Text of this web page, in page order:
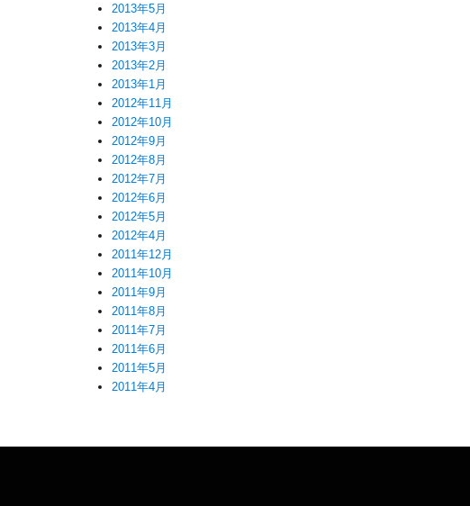
2013年5月
2013年4月
2013年3月
2013年2月
2013年1月
2012年11月
2012年10月
2012年9月
2012年8月
2012年7月
2012年6月
2012年5月
2012年4月
2011年12月
2011年10月
2011年9月
2011年8月
2011年7月
2011年6月
2011年5月
2011年4月